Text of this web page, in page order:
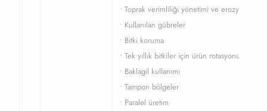
• Toprak verimliliği yönetimi ve erozyon
• Kullanılan gübreler
• Bitki koruma
• Tek yıllık bitkiler için ürün rotasyonu
• Baklagil kullanımı
• Tampon bölgeler
• Paralel üretim